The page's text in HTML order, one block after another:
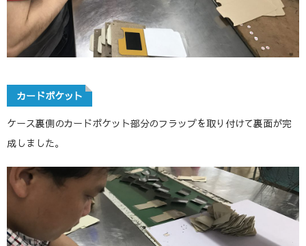
カードポケット
ケース裏側のカードポケット部分のフラップを取り付けて裏面が完
成しました。